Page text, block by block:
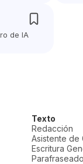
de IA
Texto
Redacción
Asistente de
Escritura